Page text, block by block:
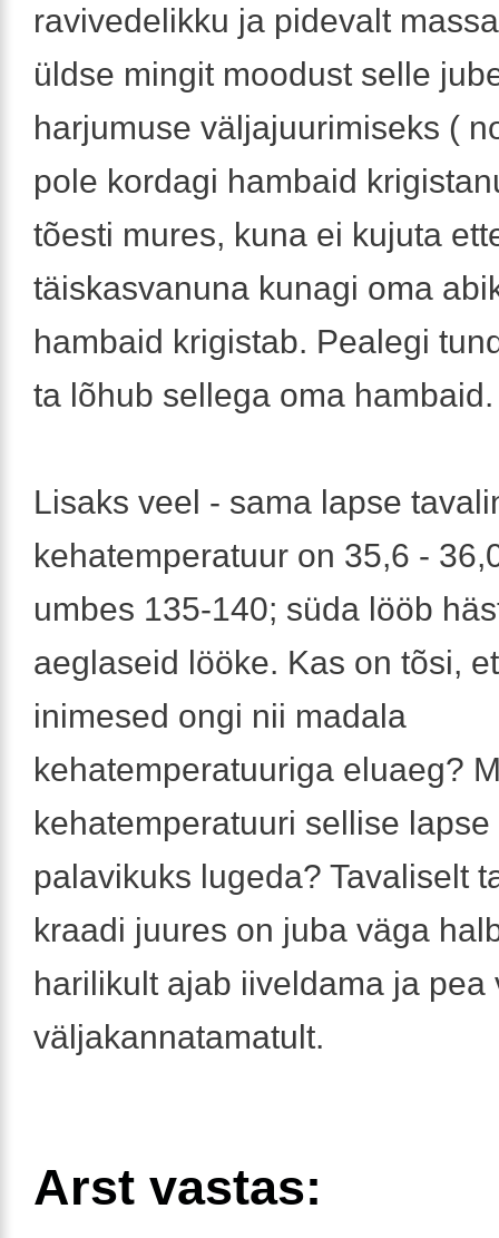
ravivedelikku ja pidevalt
üldse mingit moodust selle
harjumuse väljajuurimiseks (
pole kordagi hambaid
tõesti mures, kuna ei kujuta
täiskasvanuna kunagi oma
hambaid krigistab. Pealegi
ta lõhub sellega oma hambaid.
Lisaks veel - sama lapse
kehatemperatuur on 35,6 -
umbes 135-140; süda lööb
aeglaseid lööke. Kas on tõsi,
inimesed ongi nii madala
kehatemperatuuriga eluaeg?
kehatemperatuuri sellise
palavikuks lugeda? Tavaliselt
kraadi juures on juba väga
harilikult ajab iiveldama ja pea
väljakannatamatult.
Arst vastas: